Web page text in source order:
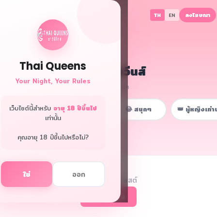
Thai Queens
Your Night, Your Rules
เว็บไซต์นี้สำหรับ อายุ 18 ปีขึ้นไป
เท่านั้น
คุณอายุ 18 ปีขึ้นไปหรือไม่?
ใช่ ออก
TH EN ลงโฆษณา
👑 ฟอรั่มควีนส์
พื้นที่ลับเฉพาะพี่ๆ
หน้าหลัก 💼 เรื่องงาน 😂 สนุกๆ 👑 ผู้หญิงเท่า
กระทู้ใหม่
เข้าสู่ระบบเพื่อโพสต์
เข้าสู่ระบบ